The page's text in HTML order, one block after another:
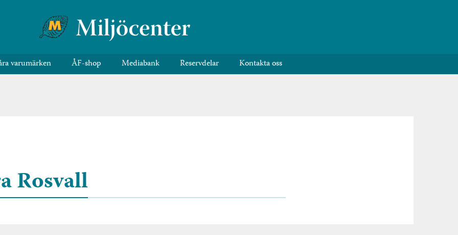
varumärken ÅF-shop Mediabank Reservdelar Kontakta oss
Rosvall